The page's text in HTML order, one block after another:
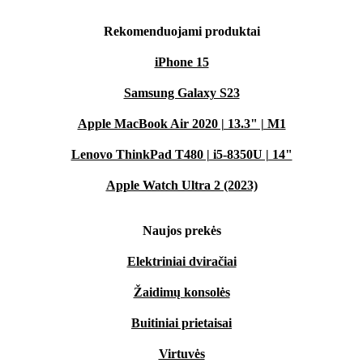
Rekomenduojami produktai
iPhone 15
Samsung Galaxy S23
Apple MacBook Air 2020 | 13.3" | M1
Lenovo ThinkPad T480 | i5-8350U | 14"
Apple Watch Ultra 2 (2023)
Naujos prekės
Elektriniai dviračiai
Žaidimų konsolės
Buitiniai prietaisai
Virtuvės